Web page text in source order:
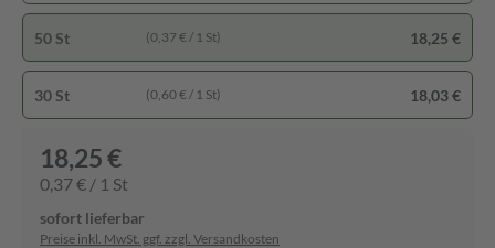
50 St (0,37 € / 1 St) 18,25 €
30 St (0,60 € / 1 St) 18,03 €
18,25 €
0,37 € / 1 St
sofort lieferbar
Preise inkl. MwSt. ggf. zzgl. Versandkosten